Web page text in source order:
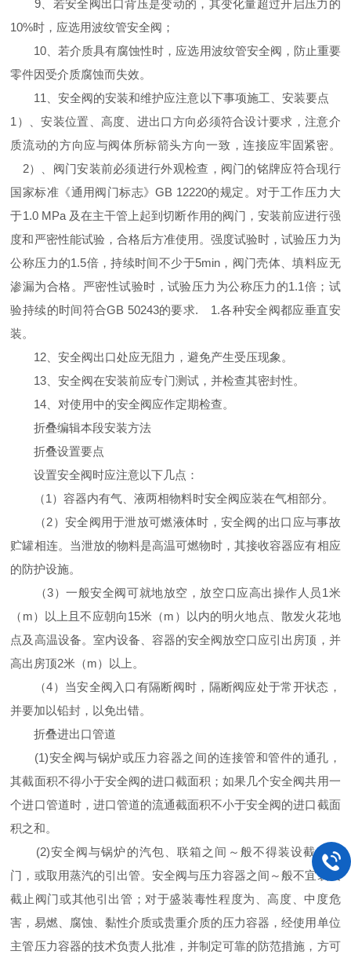
9、若安全阀出口背压是变动的，其变化量超过开启压力的
10%时，应选用波纹管安全阀；
10、若介质具有腐蚀性时，应选用波纹管安全阀，防止重要
零件因受介质腐蚀而失效。
11、安全阀的安装和维护应注意以下事项施工、安装要点
1）、安装位置、高度、进出口方向必须符合设计要求，注意介
质流动的方向应与阀体所标箭头方向一致，连接应牢固紧密。
2）、阀门安装前必须进行外观检查，阀门的铭牌应符合现行
国家标准《通用阀门标志》GB 12220的规定。对于工作压力大
于1.0 MPa 及在主干管上起到切断作用的阀门，安装前应进行强
度和严密性能试验，合格后方准使用。强度试验时，试验压力为
公称压力的1.5倍，持续时间不少于5min，阀门壳体、填料应无
渗漏为合格。严密性试验时，试验压力为公称压力的1.1倍；试
验持续的时间符合GB 50243的要求. 1.各种安全阀都应垂直安
装。
12、安全阀出口处应无阻力，避免产生受压现象。
13、安全阀在安装前应专门测试，并检查其密封性。
14、对使用中的安全阀应作定期检查。
折叠编辑本段安装方法
折叠设置要点
设置安全阀时应注意以下几点：
（1）容器内有气、液两相物料时安全阀应装在气相部分。
（2）安全阀用于泄放可燃液体时，安全阀的出口应与事故
贮罐相连。当泄放的物料是高温可燃物时，其接收容器应有相应
的防护设施。
（3）一般安全阀可就地放空，放空口应高出操作人员1米
（m）以上且不应朝向15米（m）以内的明火地点、散发火花地
点及高温设备。室内设备、容器的安全阀放空口应引出房顶，并
高出房顶2米（m）以上。
（4）当安全阀入口有隔断阀时，隔断阀应处于常开状态，
并要加以铅封，以免出错。
折叠进出口管道
(1)安全阀与锅炉或压力容器之间的连接管和管件的通孔，
其截面积不得小于安全阀的进口截面积；如果几个安全阀共用一
个进口管道时，进口管道的流通截面积不小于安全阀的进口截面
积之和。
(2)安全阀与锅炉的汽包、联箱之间～般不得装设截止阀
门，或取用蒸汽的引出管。安全阀与压力容器之间～般不宜装设
截止阀门或其他引出管；对于盛装毒性程度为、高度、中度危
害，易燃、腐蚀、黏性介质或贵重介质的压力容器，经使用单位
主管压力容器的技术负责人批准，并制定可靠的防范措施，方可